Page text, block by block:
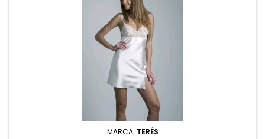
MARCA: TERÉS